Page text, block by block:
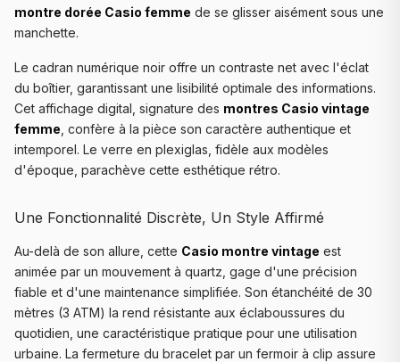
montre dorée Casio femme de se glisser aisément sous une
manchette.
Le cadran numérique noir offre un contraste net avec l'éclat
du boîtier, garantissant une lisibilité optimale des informations.
Cet affichage digital, signature des montres Casio vintage
femme , confère à la pièce son caractère authentique et
intemporel. Le verre en plexiglas, fidèle aux modèles
d'époque, parachève cette esthétique rétro.
Une Fonctionnalité Discrète, Un Style Affirmé
Au-delà de son allure, cette Casio montre vintage est
animée par un mouvement à quartz, gage d'une précision
fiable et d'une maintenance simplifiée. Son étanchéité de 30
mètres (3 ATM) la rend résistante aux éclaboussures du
quotidien, une caractéristique pratique pour une utilisation
urbaine. La fermeture du bracelet par un fermoir à clip assure